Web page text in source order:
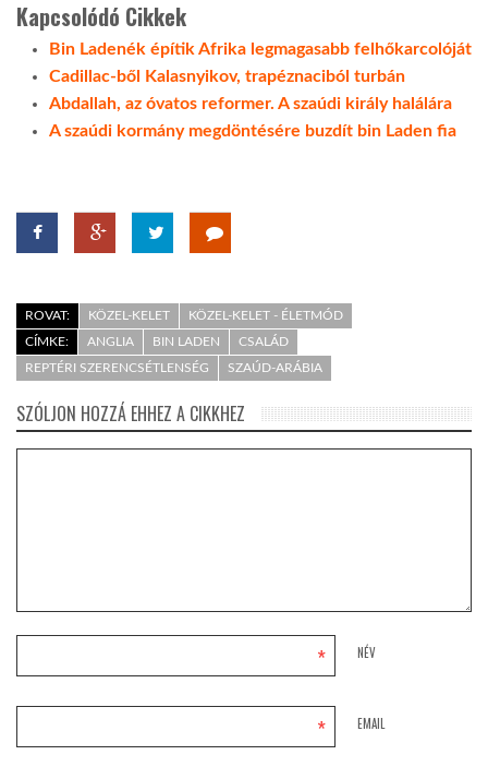
Kapcsolódó Cikkek
Bin Ladenék építik Afrika legmagasabb felhőkarcolóját
Cadillac-ből Kalasnyikov, trapéznaciból turbán
Abdallah, az óvatos reformer. A szaúdi király halálára
A szaúdi kormány megdöntésére buzdít bin Laden fia
ROVAT: KÖZEL-KELET
KÖZEL-KELET - ÉLETMÓD
CÍMKE:
ANGLIA BIN LADEN
CSALÁD
REPTÉRI SZERENCSÉTLENSÉG
SZAÚD-ARÁBIA
SZÓLJON HOZZÁ EHHEZ A CIKKHEZ
NÉV
*
EMAIL
*